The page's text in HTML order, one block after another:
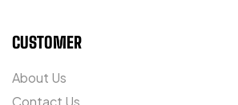
CUSTOMER
About Us
Contact Us